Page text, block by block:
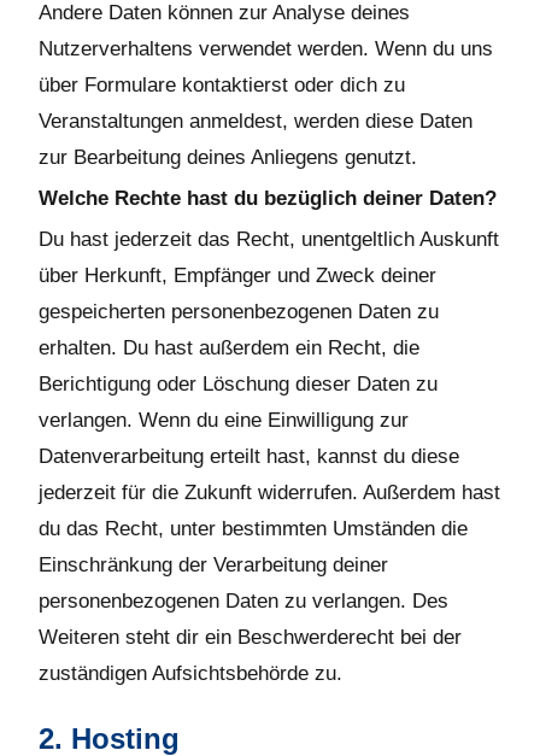
Andere Daten können zur Analyse deines
Nutzerverhaltens verwendet werden. Wenn du uns
über Formulare kontaktierst oder dich zu
Veranstaltungen anmeldest, werden diese Daten
zur Bearbeitung deines Anliegens genutzt.
Welche Rechte hast du bezüglich deiner Daten?
Du hast jederzeit das Recht, unentgeltlich Auskunft
über Herkunft, Empfänger und Zweck deiner
gespeicherten personenbezogenen Daten zu
erhalten. Du hast außerdem ein Recht, die
Berichtigung oder Löschung dieser Daten zu
verlangen. Wenn du eine Einwilligung zur
Datenverarbeitung erteilt hast, kannst du diese
jederzeit für die Zukunft widerrufen. Außerdem hast
du das Recht, unter bestimmten Umständen die
Einschränkung der Verarbeitung deiner
personenbezogenen Daten zu verlangen. Des
Weiteren steht dir ein Beschwerderecht bei der
zuständigen Aufsichtsbehörde zu.
2. Hosting